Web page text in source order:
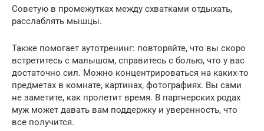
Советую в промежутках между схватками отдыхать,
расслаблять мышцы.
Также помогает аутотренинг: повторяйте, что вы скоро
встретитесь с малышом, справитесь с болью, что у вас
достаточно сил. Можно концентрироваться на каких-то
предметах в комнате, картинах, фотографиях. Вы сами
не заметите, как пролетит время. В партнерских родах
муж может давать вам поддержку и уверенность, что
все получится.